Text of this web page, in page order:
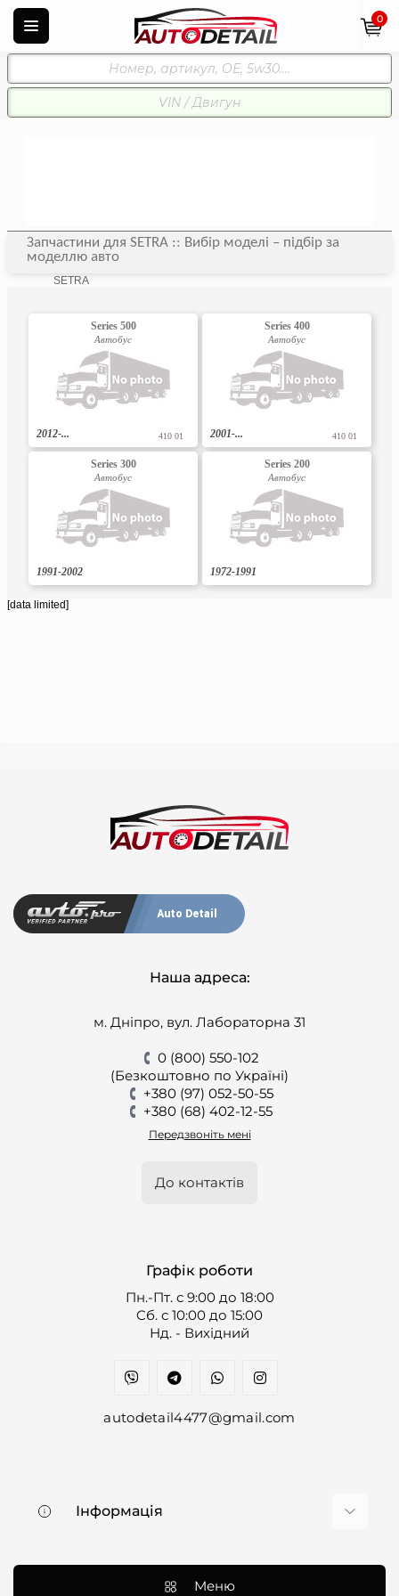
0
Запчастини для SETRA :: Вибір моделі – підбір за
моделлю авто
SETRA
Series 500
Автобус
2012-... 410 01
Series 400
Автобус
2001-... 410 01
Series 300
Автобус
1991-2002
Series 200
Автобус
1972-1991
[data limited]
Auto Detail
Наша адреса:
м. Дніпро, вул. Лабораторна 31
0 (800) 550-102
(Безкоштовно по Україні)
+380 (97) 052-50-55
+380 (68) 402-12-55
Передзвоніть мені
До контактів
Графік роботи
Пн.-Пт. с 9:00 до 18:00
Cб. с 10:00 до 15:00
Нд. - Вихідний
autodetail4477@gmail.com
Інформація
Меню